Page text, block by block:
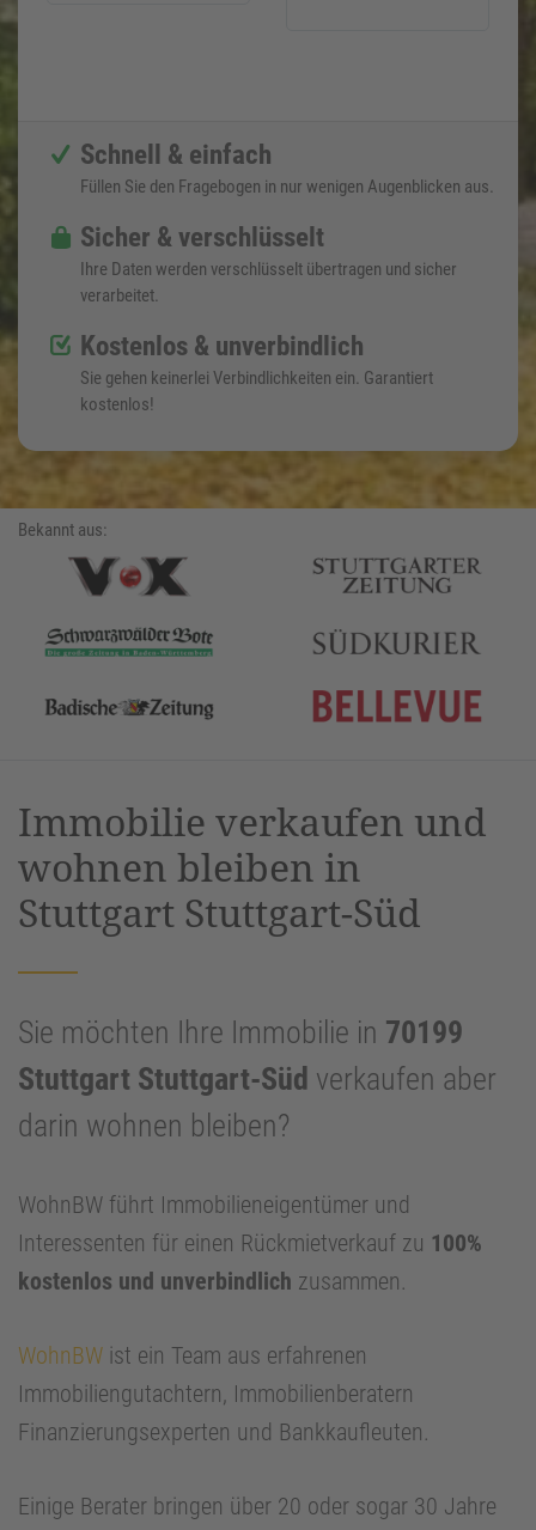
Schnell & einfach
Füllen Sie den Fragebogen in nur wenigen Augenblicken aus.
Sicher & verschlüsselt
Ihre Daten werden verschlüsselt übertragen und sicher
verarbeitet.
Kostenlos & unverbindlich
Sie gehen keinerlei Verbindlichkeiten ein. Garantiert
kostenlos!
Bekannt aus:
Immobilie verkaufen und
wohnen bleiben in
Stuttgart Stuttgart-Süd
Sie möchten Ihre Immobilie in 70199
Stuttgart Stuttgart-Süd verkaufen aber
darin wohnen bleiben?
WohnBW führt Immobilieneigentümer und
Interessenten für einen Rückmietverkauf zu 100%
kostenlos und unverbindlich zusammen.
WohnBW ist ein Team aus erfahrenen
Immobiliengutachtern, Immobilienberatern
Finanzierungsexperten und Bankkaufleuten.
Einige Berater bringen über 20 oder sogar 30 Jahre